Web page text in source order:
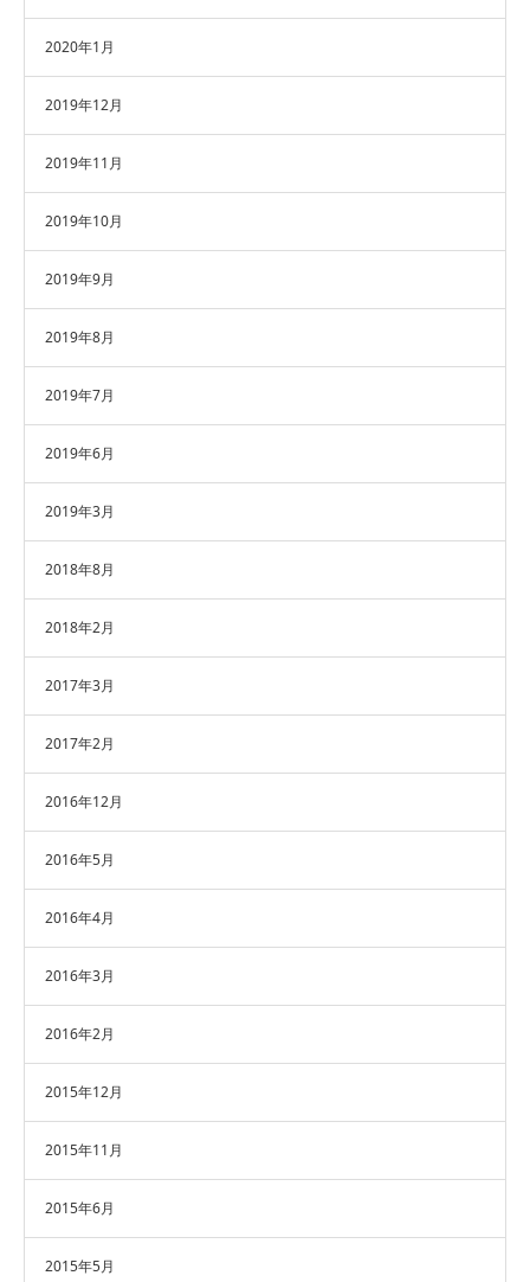
2020年1月
2019年12月
2019年11月
2019年10月
2019年9月
2019年8月
2019年7月
2019年6月
2019年3月
2018年8月
2018年2月
2017年3月
2017年2月
2016年12月
2016年5月
2016年4月
2016年3月
2016年2月
2015年12月
2015年11月
2015年6月
2015年5月